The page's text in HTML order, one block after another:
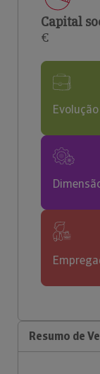
Capital
€
Resumo de